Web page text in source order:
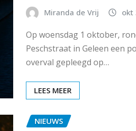
Miranda de Vrij okt
Op woensdag 1 oktober,
Peschstraat in Geleen een
overval gepleegd op…
LEES MEER
NIEUWS